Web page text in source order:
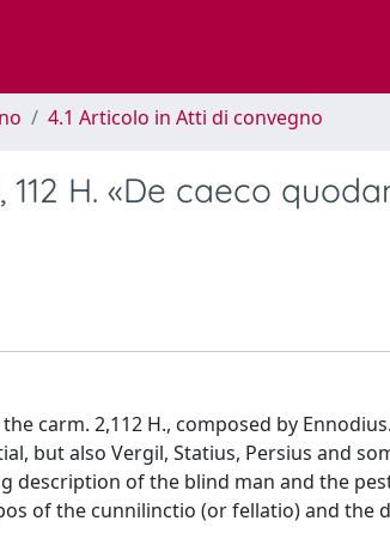
4.1 Articolo in Atti di convegno
H. «De caeco
carm. 2,112 H., composed by
but also Vergil, Statius, Persius and
description of the blind man and the
of the cunnilinctio (or fellatio) and the